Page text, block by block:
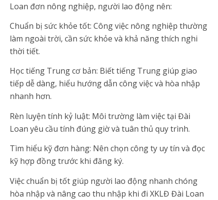
Loan đơn nông nghiệp, người lao động nên:
Chuẩn bị sức khỏe tốt: Công việc nông nghiệp thường
làm ngoài trời, cần sức khỏe và khả năng thích nghi
thời tiết.
Học tiếng Trung cơ bản: Biết tiếng Trung giúp giao
tiếp dễ dàng, hiểu hướng dẫn công việc và hòa nhập
nhanh hơn.
Rèn luyện tính kỷ luật: Môi trường làm việc tại Đài
Loan yêu cầu tính đúng giờ và tuân thủ quy trình.
Tìm hiểu kỹ đơn hàng: Nên chọn công ty uy tín và đọc
kỹ hợp đồng trước khi đăng ký.
Việc chuẩn bị tốt giúp người lao động nhanh chóng
hòa nhập và nâng cao thu nhập khi đi XKLĐ Đài Loan